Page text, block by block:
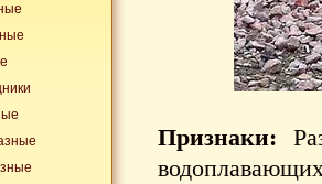
Признаки: